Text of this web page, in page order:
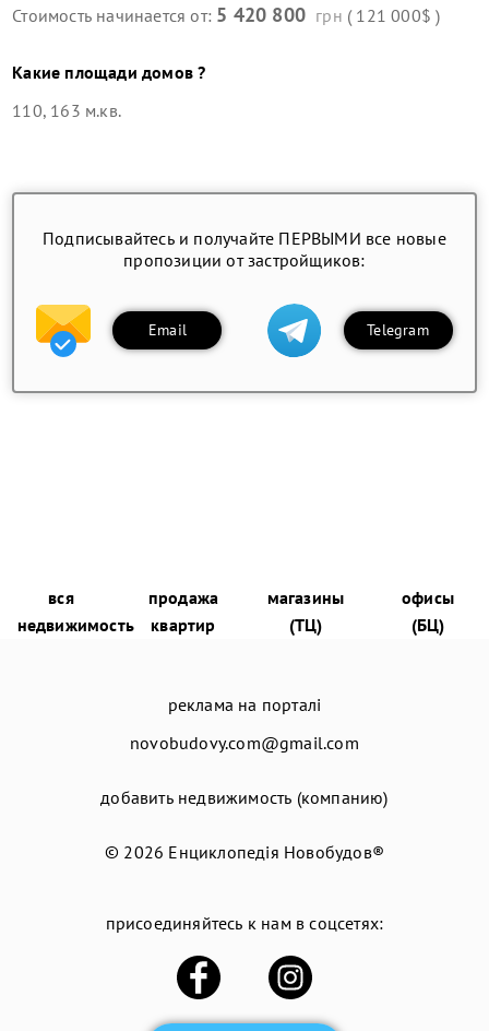
Стоимость начинается от: 5 420 800 грн ( 121 000$ )
Какие площади домов ?
110, 163 м.кв.
Подписывайтесь и получайте ПЕРВЫМИ все новые
пропозиции от застройщиков:
Email Telegram
вся
недвижимость
продажа
квартир
магазины
(ТЦ)
офисы
(БЦ)
реклама на порталі
novobudovy.com@gmail.com
добавить недвижимость (компанию)
© 2026 Енциклопедія Новобудов®
присоединяйтесь к нам в соцсетях: